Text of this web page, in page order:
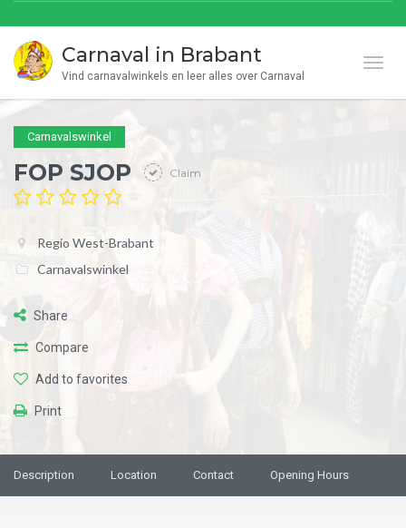
Carnaval in Brabant
Vind carnavalwinkels en leer alles over Carnaval
Carnavalswinkel
FOP SJOP Claim
Regio West-Brabant
Carnavalswinkel
Share
Compare
Add to favorites
Print
Description Location Contact Opening Hours